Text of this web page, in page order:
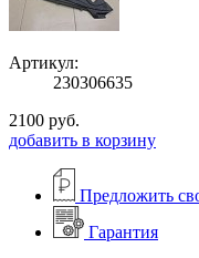
Артикул:
230306635
2100 руб.
добавить в корзину
Предложить
Гарантия